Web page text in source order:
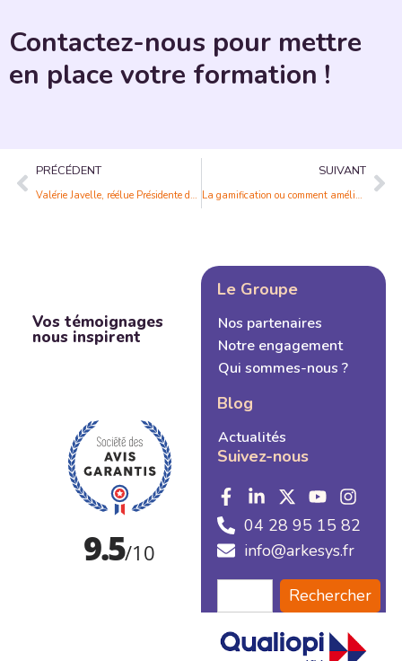
Contactez-nous pour mettre
en place votre formation !
PRÉCÉDENT
Valérie Javelle, réélue Présidente de la FFP en région AURA
SUIVANT
La gamification ou comment améliorer l’engagement des apprenants
Vos témoignages
nous inspirent
Le Groupe
Nos partenaires
Notre engagement
Qui sommes-nous ?
Blog
Actualités
Suivez-nous
04 28 95 15 82
info@arkesys.fr
Rechercher